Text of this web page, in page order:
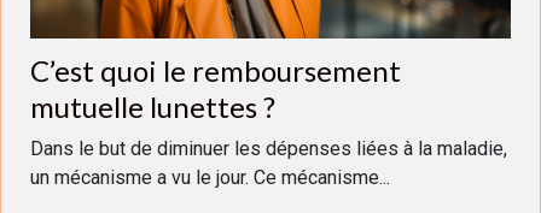
C’est quoi le remboursement
mutuelle lunettes ?
Dans le but de diminuer les dépenses liées à la maladie,
un mécanisme a vu le jour. Ce mécanisme...